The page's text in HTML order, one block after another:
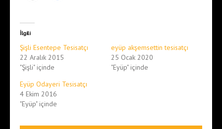
İlgili
Şişli Esentepe Tesisatçı
22 Aralık 2015
"Şişli" içinde
eyüp akşemsettin tesisatçı
25 Ocak 2020
"Eyüp" içinde
Eyüp Odayeri Tesisatçı
4 Ekim 2016
"Eyüp" içinde